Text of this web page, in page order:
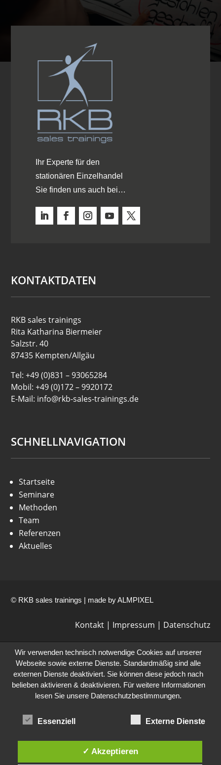
Ihr Experte für den
stationären Einzelhandel
Sie finden uns auch bei…
KONTAKTDATEN
RKB sales trainings
Rita Katharina Biermeier
Salzstr. 40
87435 Kempten/Allgäu
Tel: +49 (0)831 – 93065284
Mobil: +49 (0)172 – 9920172
E-Mail: info@rkb-sales-trainings.de
SCHNELLNAVIGATION
Startseite
Seminare
Methoden
Team
Referenzen
Aktuelles
© RKB sales trainings | made byALMPIXEL
Kontakt| Impressum | Datenschutz
Wir verwenden technisch notwendige Cookies auf unserer
Webseite sowie externe Dienste. Standardmäßig sind alle
externen Dienste deaktiviert. Sie können diese jedoch nach
belieben aktivieren & deaktivieren. Für weitere Informationen
lesen Sie unsere Datenschutzbestimmungen.
Essenziell Externe Dienste
✓ Akzeptieren